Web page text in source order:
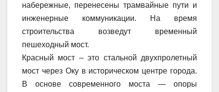
набережные, перенесены трамвайные пути и
инженерные коммуникации. На время
строительства возведут временный
пешеходный мост.
Красный мост – это стальной двухпролетный
мост через Оку в историческом центре города.
В основе современного моста — опоры